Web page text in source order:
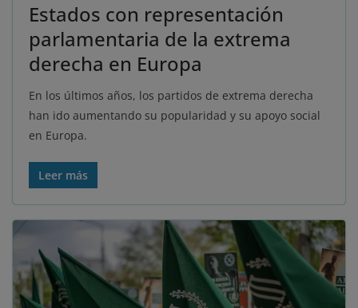
Estados con representación
parlamentaria de la extrema
derecha en Europa
En los últimos años, los partidos de extrema derecha
han ido aumentando su popularidad y su apoyo social
en Europa.
Leer más